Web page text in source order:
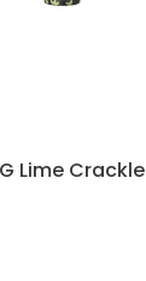
Lime Crackle